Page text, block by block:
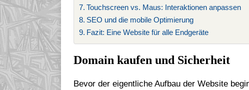
Touchscreen vs. Maus: Interaktionen anpassen
SEO und die mobile Optimierung
Fazit: Eine Website für alle Endgeräte
Domain kaufen und Sicherheit
Bevor der eigentliche Aufbau der Website